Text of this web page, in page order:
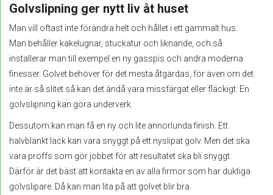
Golvslipning ger nytt liv åt huset
Man vill oftast inte förändra helt och hållet i ett gammalt hus.
Man behåller kakelugnar, stuckatur och liknande, och så
installerar man till exempel en ny gasspis och andra moderna
finesser. Golvet behöver för det mesta åtgärdas, för även om det
inte är så slitet så kan det ändå vara missfärgat eller fläckigt. En
golvslipning kan göra underverk.
Dessutom kan man få en ny och lite annorlunda finish. Ett
halvblankt lack kan vara snyggt på ett nyslipat golv. Men det ska
vara proffs som gör jobbet för att resultatet ska bli snyggt.
Därför är det bäst att kontakta en av alla firmor som har duktiga
golvslipare. Då kan man lita på att golvet blir bra.